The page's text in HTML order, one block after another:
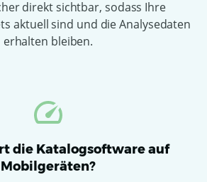
direkt sichtbar, sodass Ihre
aktuell sind und die Analysedaten
erhalten bleiben.
die Katalogsoftware auf
Mobilgeräten?